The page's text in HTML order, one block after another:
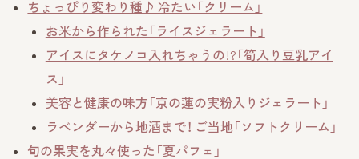
ちょっぴり変わり種♪ 冷たい「クリーム」
お米から作られた「ライスジェラート」
アイスにタケノコ入れちゃうの!?「筍入り豆乳アイ
ス」
美容と健康の味方「京の蓮の実粉入りジェラート」
ラベンダーから地酒まで！ ご当地「ソフトクリーム」
旬の果実を丸々使った「夏パフェ」